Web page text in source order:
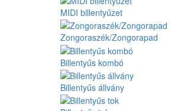
MIDI billentyűzet
Zongoraszék/Zongorapad
Billentyűs kombó
Billentyűs állvány